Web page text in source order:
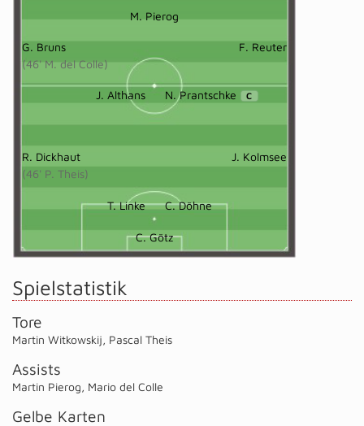
M. Pierog
G. Bruns
(46' M. del Colle)
F. Reuter
J. Althans N. Prantschke C
R. Dickhaut
(46' P. Theis)
J. Kolmsee
T. Linke C. Döhne
C. Götz
Spielstatistik
Tore
Martin Witkowskij, Pascal Theis
Assists
Martin Pierog, Mario del Colle
Gelbe Karten